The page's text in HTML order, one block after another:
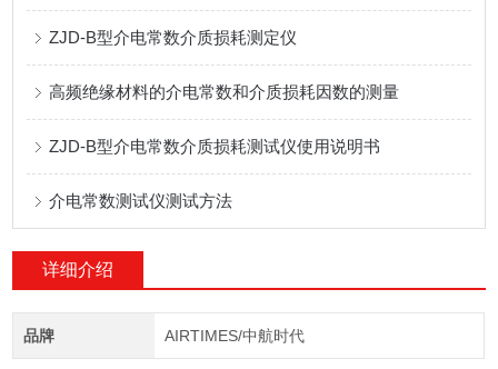
ZJD-B型介电常数介质损耗测定仪
高频绝缘材料的介电常数和介质损耗因数的测量
ZJD-B型介电常数介质损耗测试仪使用说明书
介电常数测试仪测试方法
详细介绍
品牌 AIRTIMES/中航时代